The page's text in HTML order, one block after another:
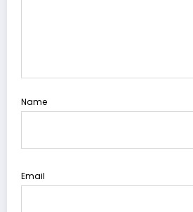
Name
Email